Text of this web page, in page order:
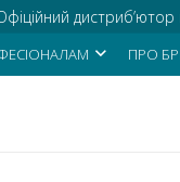
ПРО
дистриб’ютор